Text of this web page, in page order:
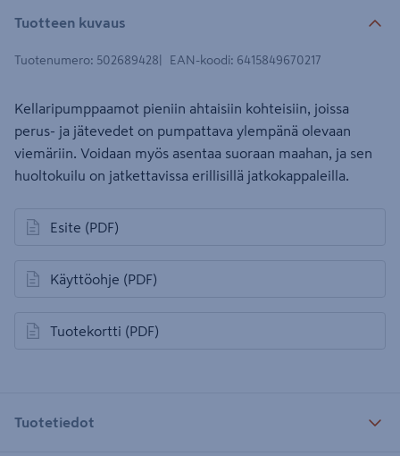
Tuotteen kuvaus
Tuotenumero: 502689428 EAN-koodi: 6415849670217
Kellaripumppaamot pieniin ahtaisiin kohteisiin, joissa
perus- ja jätevedet on pumpattava ylempänä olevaan
viemäriin. Voidaan myös asentaa suoraan maahan, ja sen
huoltokuilu on jatkettavissa erillisillä jatkokappaleilla.
Esite (PDF)
avautuu uuteen välilehteen
Käyttöohje (PDF)
avautuu uuteen välilehteen
Tuotekortti (PDF)
avautuu uuteen välilehteen
Tuotetiedot